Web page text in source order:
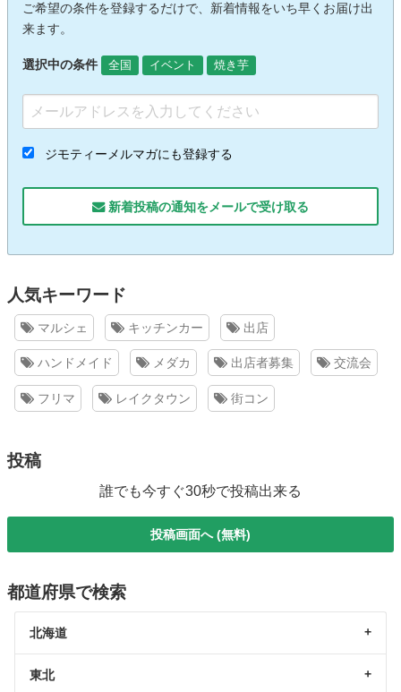
ご希望の条件を登録するだけで、新着情報をいち早くお届け出
来ます。
選択中の条件 全国 イベント 焼き芋
ジモティーメルマガにも登録する
新着投稿の通知をメールで受け取る
人気キーワード
マルシェ キッチンカー 出店
ハンドメイド メダカ 出店者募集 交流会
フリマ レイクタウン 街コン
投稿
誰でも今すぐ30秒で投稿出来る
投稿画面へ (無料)
都道府県で検索
北海道
東北